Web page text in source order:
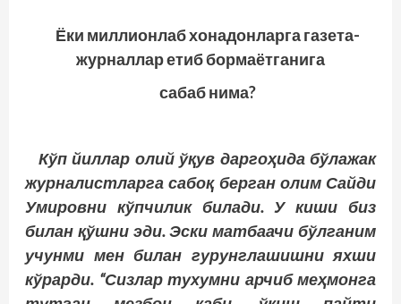
Ёки миллионлаб хонадонларга газета-
журналлар етиб бормаётганига
сабаб нима?
Кўп йиллар олий ўқув даргоҳида бўлажак
журналистларга сабоқ берган олим Сайди
Умировни кўпчилик билади. У киши биз
билан қўшни эди. Эски матбаачи бўлганим
учунми мен билан гурунглашишни яхши
кўрарди. “Сизлар тухумни арчиб меҳмонга